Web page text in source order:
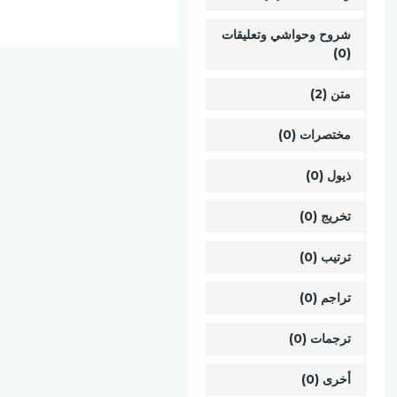
شروح وحواشي وتعليقات
(0)
متن (2)
مختصرات (0)
ذيول (0)
تخريج (0)
ترتيب (0)
تراجم (0)
ترجمات (0)
أخرى (0)